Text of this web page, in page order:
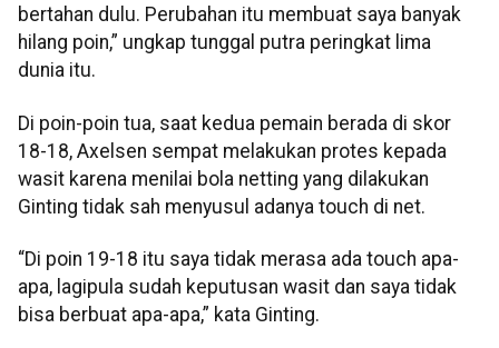
bertahan dulu. Perubahan itu membuat saya banyak
hilang poin,” ungkap tunggal putra peringkat lima
dunia itu.
Di poin-poin tua, saat kedua pemain berada di skor
18-18, Axelsen sempat melakukan protes kepada
wasit karena menilai bola netting yang dilakukan
Ginting tidak sah menyusul adanya touch di net.
“Di poin 19-18 itu saya tidak merasa ada touch apa-
apa, lagipula sudah keputusan wasit dan saya tidak
bisa berbuat apa-apa,” kata Ginting.